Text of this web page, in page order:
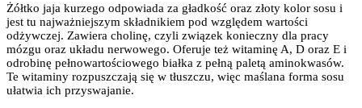
Żółtko jaja kurzego odpowiada za gładkość oraz złoty kolor sosu i
jest tu najważniejszym składnikiem pod względem wartości
odżywczej. Zawiera cholinę, czyli związek konieczny dla pracy
mózgu oraz układu nerwowego. Oferuje też witaminę A, D oraz E i
odrobinę pełnowartościowego białka z pełną paletą aminokwasów.
Te witaminy rozpuszczają się w tłuszczu, więc maślana forma sosu
ułatwia ich przyswajanie.